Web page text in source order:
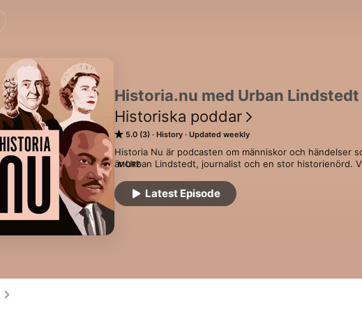
Historia.nu med Urban Lindstedt
Historiska poddar
5.0 (3) History Updated weekly
Historia Nu är podcasten om människor och händelser
är Urban Lindstedt, journalist och en stor historienörd.
talet till brittiska imperiets uppgång och fall. Det blir
kalla krigets värsta spionaffärer. Spännande historier
MORE
Latest Episode